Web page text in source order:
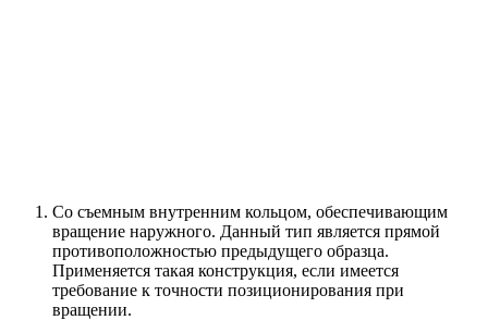
Со съемным внутренним кольцом, обеспечивающим
вращение наружного. Данный тип является прямой
противоположностью предыдущего образца.
Применяется такая конструкция, если имеется
требование к точности позиционирования при
вращении.